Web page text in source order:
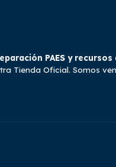
PAES y
Tienda Oficial. Somos